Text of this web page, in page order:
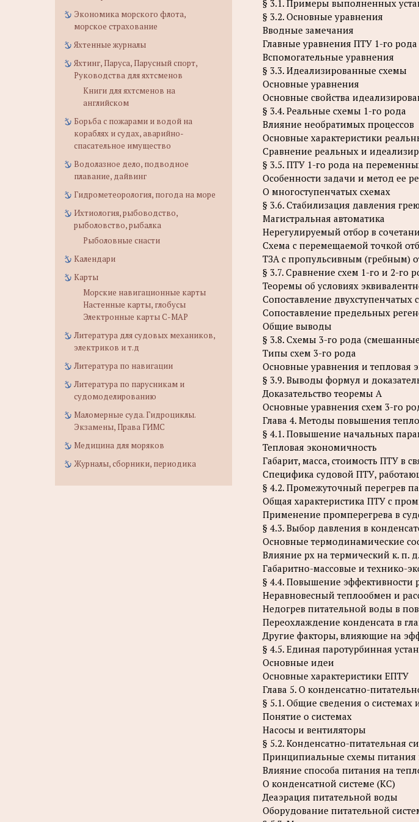
Экономика морского флота,
морское страхование
Яхтенные журналы
Яхтинг, Паруса, Парусный спорт,
Руководства для яхтсменов
Книги для яхтсменов на
английском
Борьба с пожарами и водой на
кораблях и судах, аварийно-
спасательное имущество
Водолазное дело, подводное
плавание, дайвинг
Гидрометеорология, погода на море
Ихтиология, рыбоводство,
рыболовство, рыбалка
Рыболовные снасти
Календари
Карты
Морские навигационные карты
Настенные карты, глобусы
Электронные карты C-MAP
Литература для судовых механиков,
электриков и т.д
Литература по навигации
Литература по парусникам и
судомоделированию
Маломерные суда. Гидроциклы.
Экзамены, Права ГИМС
Медицина для моряков
Журналы, сборники, периодика
§ 3.1. Примеры выполненных
§ 3.2. Основные уравнения
Вводные замечания
Главные уравнения ПТУ 1-го рода
Вспомогательные уравнения
§ 3.3. Идеализированные схемы
Основные уравнения
Основные свойства
§ 3.4. Реальные схемы 1-го рода
Влияние необратимых процессов
Основные характеристики
Сравнение реальных и
§ 3.5. ПТУ 1-го рода на
Особенности задачи и метод ее
О многоступенчатых схемах
§ 3.6. Стабилизация давления
Магистральная автоматика
Нерегулируемый отбор в
Схема с перемещаемой точкой
ТЗА с пропульсивным (гребным)
§ 3.7. Сравнение схем 1-го и 2-го
Теоремы об условиях
Сопоставление двухступенчатых
Сопоставление предельных
Общие выводы
§ 3.8. Схемы 3-го рода
Типы схем 3-го рода
Основные уравнения и тепловая
§ 3.9. Выводы формул и
Доказательство теоремы А
Основные уравнения схем 3-го
Глава 4. Методы повышения
§ 4.1. Повышение начальных
Тепловая экономичность
Габарит, масса, стоимость ПТУ в
Специфика судовой ПТУ,
§ 4.2. Промежуточный перегрев
Общая характеристика ПТУ с
Применение промперегрева в
§ 4.3. Выбор давления в
Основные термодинамические
Влияние рх на термический к. п.
Габаритно-массовые и технико-
§ 4.4. Повышение эффективности
Неравновесный теплообмен и
Недогрев питательной воды в
Переохлаждение конденсата в
Другие факторы, влияющие на
§ 4.5. Единая паротурбинная
Основные идеи
Основные характеристики ЕПТУ
Глава 5. О конденсатно-
§ 5.1. Общие сведения о системах
Понятие о системах
Насосы и вентиляторы
§ 5.2. Конденсатно-питательная
Принципиальные схемы питания
Влияние способа питания на
О конденсатной системе (КС)
Деаэрация питательной воды
Оборудование питательной